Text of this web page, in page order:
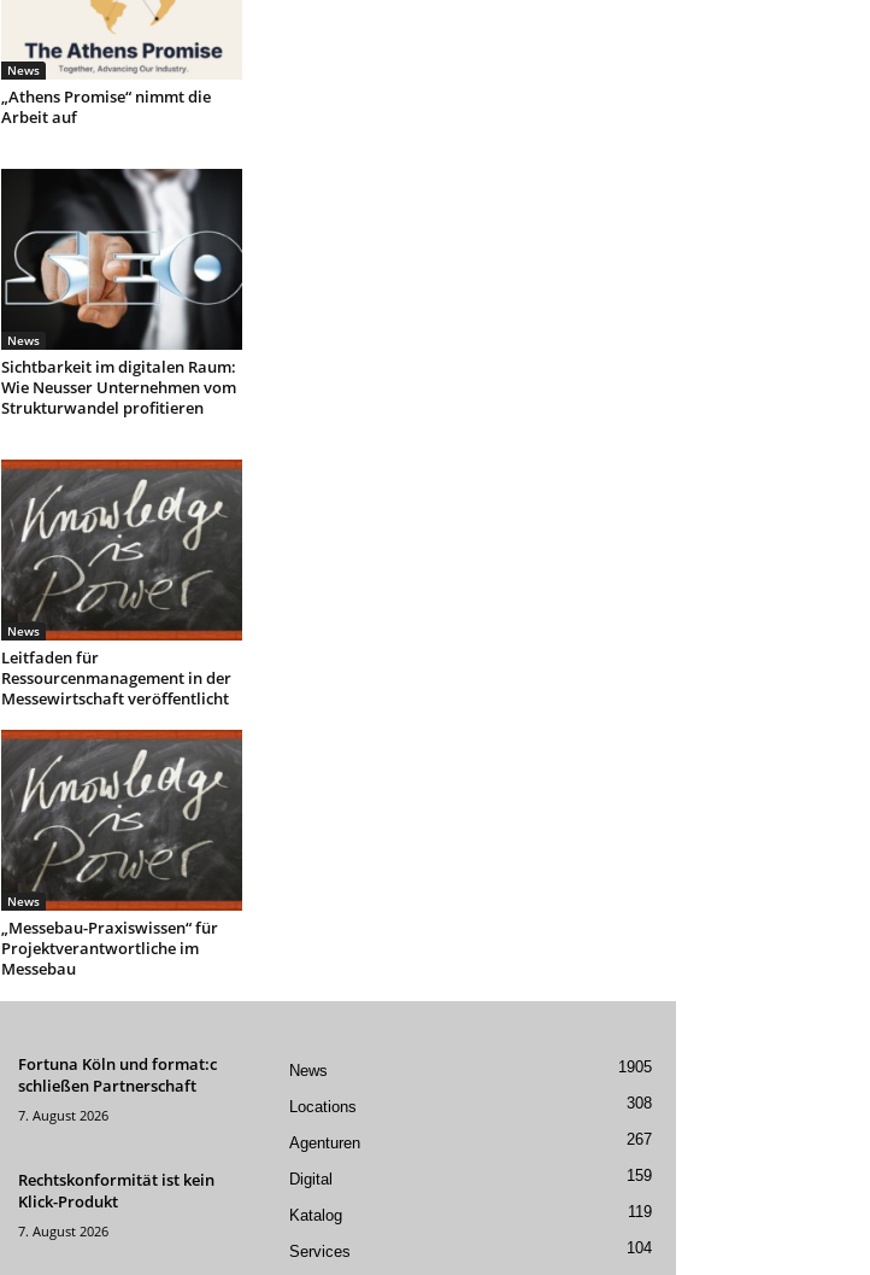
News
„Athens Promise“ nimmt die
Arbeit auf
News
Sichtbarkeit im digitalen Raum:
Wie Neusser Unternehmen vom
Strukturwandel profitieren
News
Leitfaden für
Ressourcenmanagement in der
Messewirtschaft veröffentlicht
News
„Messebau-Praxiswissen“ für
Projektverantwortliche im
Messebau
Fortuna Köln und format:c
schließen Partnerschaft
7. August 2026
Rechtskonformität ist kein
Klick-Produkt
7. August 2026
News 1905
Locations 308
Agenturen 267
Digital 159
Katalog 119
Services 104